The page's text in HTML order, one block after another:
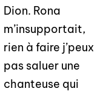
Dion. Rona
m’insupportait,
rien à faire j’peux
pas saluer une
chanteuse qui